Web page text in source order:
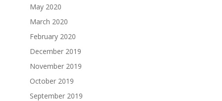
May 2020
March 2020
February 2020
December 2019
November 2019
October 2019
September 2019